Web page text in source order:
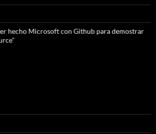
hecho Microsoft con Github para demostrar